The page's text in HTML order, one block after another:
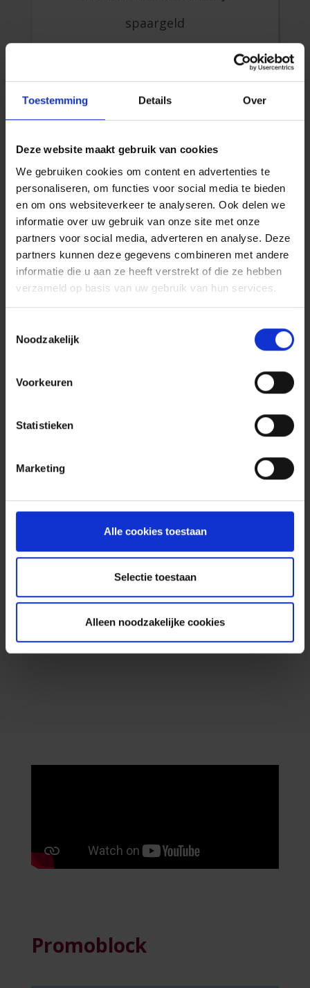
Toestemming Details Over
Deze website maakt gebruik van cookies
We gebruiken cookies om content en advertenties te
personaliseren, om functies voor social media te bieden
en om ons websiteverkeer te analyseren. Ook delen we
informatie over uw gebruik van onze site met onze
partners voor social media, adverteren en analyse. Deze
partners kunnen deze gegevens combineren met andere
informatie die u aan ze heeft verstrekt of die ze hebben
verzameld op basis van uw gebruik van hun services.
Noodzakelijk
Voorkeuren
Statistieken
Marketing
Alle cookies toestaan
Selectie toestaan
Alleen noodzakelijke cookies
spaargeld
op een spaarrekening met een
rendement van%
Toon resultaat
Promoblock